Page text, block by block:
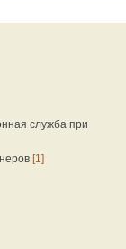
служба при
[1]